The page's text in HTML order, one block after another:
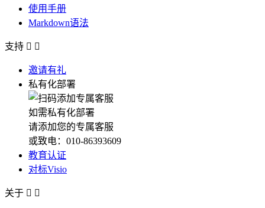
使用手册
Markdown语法
支持  
邀请有礼
私有化部署
如需私有化部署
请添加您的专属客服
或致电：010-86393609
教育认证
对标Visio
关于  